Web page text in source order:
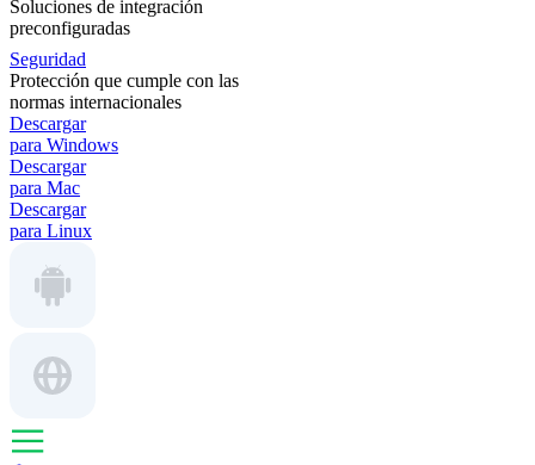
Soluciones de integración
preconfiguradas
Seguridad
Protección que cumple con las
normas internacionales
Descargar
para Windows
Descargar
para Mac
Descargar
para Linux